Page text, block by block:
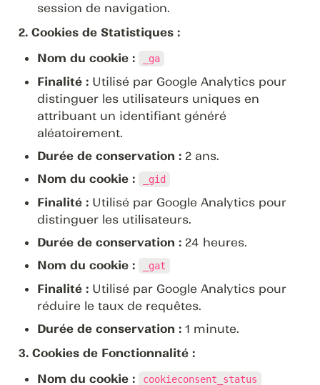
session de navigation.
2. Cookies de Statistiques :
Nom du cookie :
_ga
Finalité : Utilisé par Google Analytics pour
distinguer les utilisateurs uniques en
attribuant un identifiant généré
aléatoirement.
Durée de conservation : 2 ans.
Nom du cookie :
_gid
Finalité : Utilisé par Google Analytics pour
distinguer les utilisateurs.
Durée de conservation : 24 heures.
Nom du cookie :
_gat
Finalité : Utilisé par Google Analytics pour
réduire le taux de requêtes.
Durée de conservation : 1 minute.
3. Cookies de Fonctionnalité :
Nom du cookie :
cookieconsent_status